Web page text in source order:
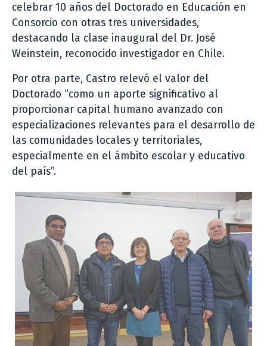
celebrar 10 años del Doctorado en Educación en
Consorcio con otras tres universidades,
destacando la clase inaugural del Dr. José
Weinstein, reconocido investigador en Chile.
Por otra parte, Castro relevó el valor del
Doctorado “como un aporte significativo al
proporcionar capital humano avanzado con
especializaciones relevantes para el desarrollo de
las comunidades locales y territoriales,
especialmente en el ámbito escolar y educativo
del país”.